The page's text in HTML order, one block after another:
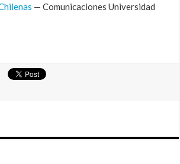
— Comunicaciones Universidad